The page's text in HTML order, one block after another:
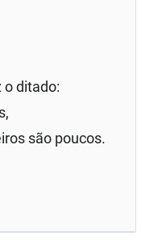
o ditado:
são poucos.